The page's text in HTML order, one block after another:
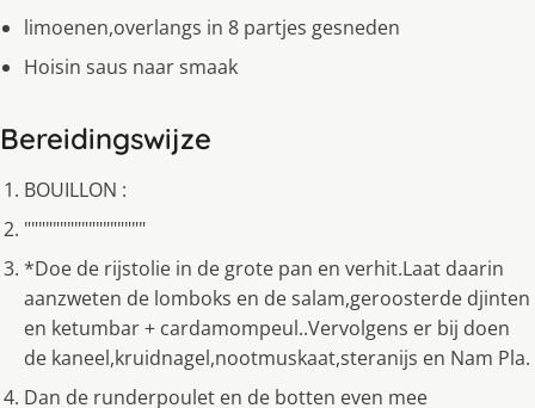
limoenen,overlangs in 8 partjes gesneden
Hoisin saus naar smaak
Bereidingswijze
BOUILLON :
"""""""""""""""""
*Doe de rijstolie in de grote pan en verhit.Laat daarin
aanzweten de lomboks en de salam,geroosterde djinten
en ketumbar + cardamompeul..Vervolgens er bij doen
de kaneel,kruidnagel,nootmuskaat,steranijs en Nam Pla.
Dan de runderpoulet en de botten even mee